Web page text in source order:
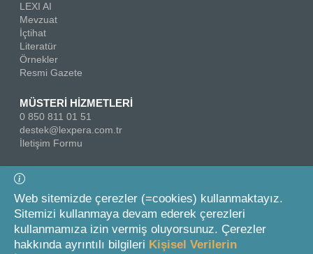
LEXI AI
Mevzuat
İçtihat
Literatür
Örnekler
Resmi Gazete
MÜSTERİ HİZMETLERİ
0 850 811 01 51
destek@lexpera.com.tr
İletişim Formu
Bizi Takip Edin
Web sitemizde çerezler (=cookies) kullanmaktayız.
Sitemizi kullanmaya devam ederek çerezleri
kullanmamıza izin vermiş oluyorsunuz. Çerezler
hakkında ayrıntılı bilgileri Kişisel Verilerin